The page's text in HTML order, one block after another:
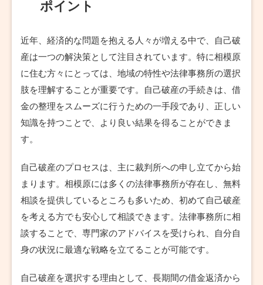
ポイント
近年、経済的な問題を抱える人々が増える中で、自己破
産は一つの解決策として注目されています。特に相模原
に住む方々にとっては、地域の特性や法律事務所の選択
肢を理解することが重要です。自己破産の手続きは、借
金の整理をスムーズに行うための一手段であり、正しい
知識を持つことで、より良い結果を得ることができま
す。
自己破産のプロセスは、主に裁判所への申し立てから始
まります。相模原には多くの法律事務所が存在し、無料
相談を提供しているところも多いため、初めて自己破産
を考える方でも安心して相談できます。法律事務所に相
談することで、専門家のアドバイスを受けられ、自分自
身の状況に最適な戦略を立てることが可能です。
自己破産を選択する理由として、長期間の借金返済から